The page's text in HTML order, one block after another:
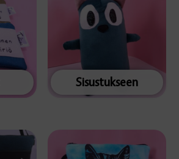
Sisustukseen